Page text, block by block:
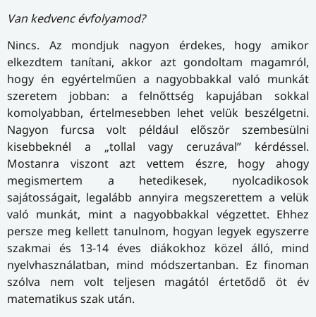
Van kedvenc évfolyamod?
Nincs. Az mondjuk nagyon érdekes, hogy amikor
elkezdtem tanítani, akkor azt gondoltam magamról,
hogy én egyértelműen a nagyobbakkal való munkát
szeretem jobban: a felnőttség kapujában sokkal
komolyabban, értelmesebben lehet velük beszélgetni.
Nagyon furcsa volt például először szembesülni
kisebbeknél a „tollal vagy ceruzával” kérdéssel.
Mostanra viszont azt vettem észre, hogy ahogy
megismertem a hetedikesek, nyolcadikosok
sajátosságait, legalább annyira megszerettem a velük
való munkát, mint a nagyobbakkal végzettet. Ehhez
persze meg kellett tanulnom, hogyan legyek egyszerre
szakmai és 13-14 éves diákokhoz közel álló, mind
nyelvhasználatban, mind módszertanban. Ez finoman
szólva nem volt teljesen magától értetődő öt év
matematikus szak után.